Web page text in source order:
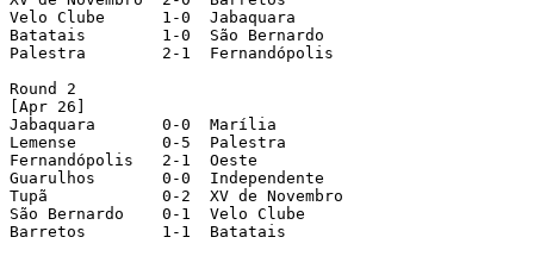
Velo Clube      1-0  Jabaquara
Batatais        1-0  São Bernardo
Palestra        2-1  Fernandópolis
Round 2
[Apr 26]
Jabaquara       0-0  Marília
Lemense         0-5  Palestra
Fernandópolis   2-1  Oeste
Guarulhos       0-0  Independente
Tupã            0-2  XV de Novembro
São Bernardo    0-1  Velo Clube
Barretos        1-1  Batatais